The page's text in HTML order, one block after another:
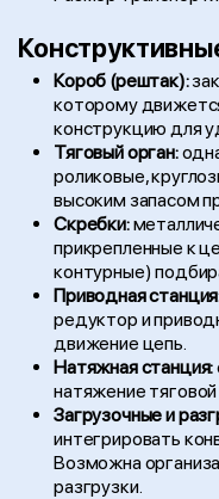
Короб (рештак):
которому
конструкцию для
Тяговый орган:
роликовые,
высоким запасом
Скребки:
прикрепленные к
контурные)
Приводная
редуктор и
движение цепь.
Натяжная станция:
натяжение тяговой
Загрузочные и
интегрировать
Возможна
разгрузки.